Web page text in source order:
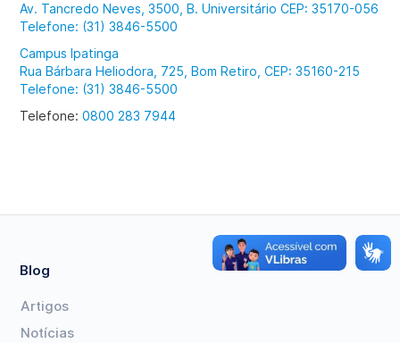
Av. Tancredo Neves, 3500, B. Universitário CEP: 35170-056
Telefone: (31) 3846-5500
Campus Ipatinga
Rua Bárbara Heliodora, 725, Bom Retiro, CEP: 35160-215
Telefone: (31) 3846-5500
Telefone:0800 283 7944
Blog
Artigos
Notícias